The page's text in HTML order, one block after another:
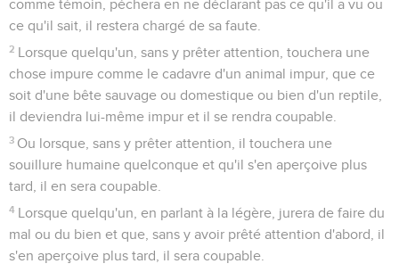
comme témoin, péchera en ne déclarant pas ce qu'il a vu ou
ce qu'il sait, il restera chargé de sa faute.
2 Lorsque quelqu'un, sans y prêter attention, touchera une
chose impure comme le cadavre d'un animal impur, que ce
soit d'une bête sauvage ou domestique ou bien d'un reptile,
il deviendra lui-même impur et il se rendra coupable.
3 Ou lorsque, sans y prêter attention, il touchera une
souillure humaine quelconque et qu'il s'en aperçoive plus
tard, il en sera coupable.
4 Lorsque quelqu'un, en parlant à la légère, jurera de faire du
mal ou du bien et que, sans y avoir prêté attention d'abord, il
s'en aperçoive plus tard, il sera coupable.